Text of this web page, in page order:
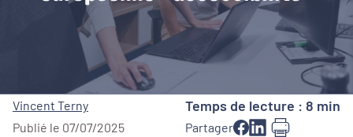
Vincent Terny
Publié le 07/07/2025
Temps de lecture : 8 min
Partager